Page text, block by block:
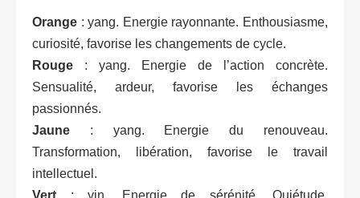
Orange : yang. Energie rayonnante. Enthousiasme,
curiosité, favorise les changements de cycle.
Rouge : yang. Energie de l’action concrète.
Sensualité, ardeur, favorise les échanges
passionnés.
Jaune : yang. Energie du renouveau.
Transformation, libération, favorise le travail
intellectuel.